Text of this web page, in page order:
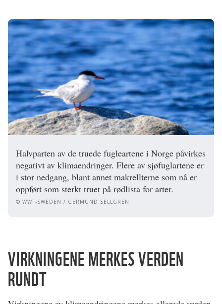
Halvparten av de truede fugleartene i Norge påvirkes
negativt av klimaendringer. Flere av sjøfuglartene er
i stor nedgang, blant annet makrellterne som nå er
oppført som sterkt truet på rødlista for arter.
© WWF-SWEDEN / GERMUND SELLGREN
VIRKNINGENE MERKES VERDEN
RUNDT